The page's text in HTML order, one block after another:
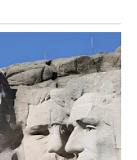
pomaže u
i potrošnje kalorija, što
tjelesne mase.
Navika
ona priznaje
15 dana